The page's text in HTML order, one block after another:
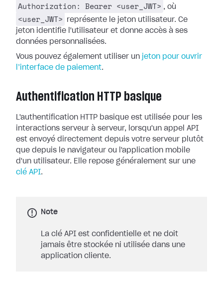
Authorization: Bearer <user_JWT> , où
<user_JWT>
représente le jeton utilisateur. Ce
jeton identifie l'utilisateur et donne accès à ses
données personnalisées.
Vous pouvez également utiliser un jeton pour ouvrir
l’interface de paiement.
Authentification HTTP basique
L'authentification HTTP basique est utilisée pour les
interactions serveur à serveur, lorsqu'un appel API
est envoyé directement depuis votre serveur plutôt
que depuis le navigateur ou l'application mobile
d'un utilisateur. Elle repose généralement sur une
clé API.
Note
La clé API est confidentielle et ne doit
jamais être stockée ni utilisée dans une
application cliente.